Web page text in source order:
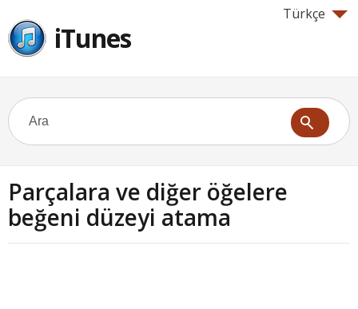
Türkçe
iTunes
Parçalara ve diğer öğelere
beğeni düzeyi atama